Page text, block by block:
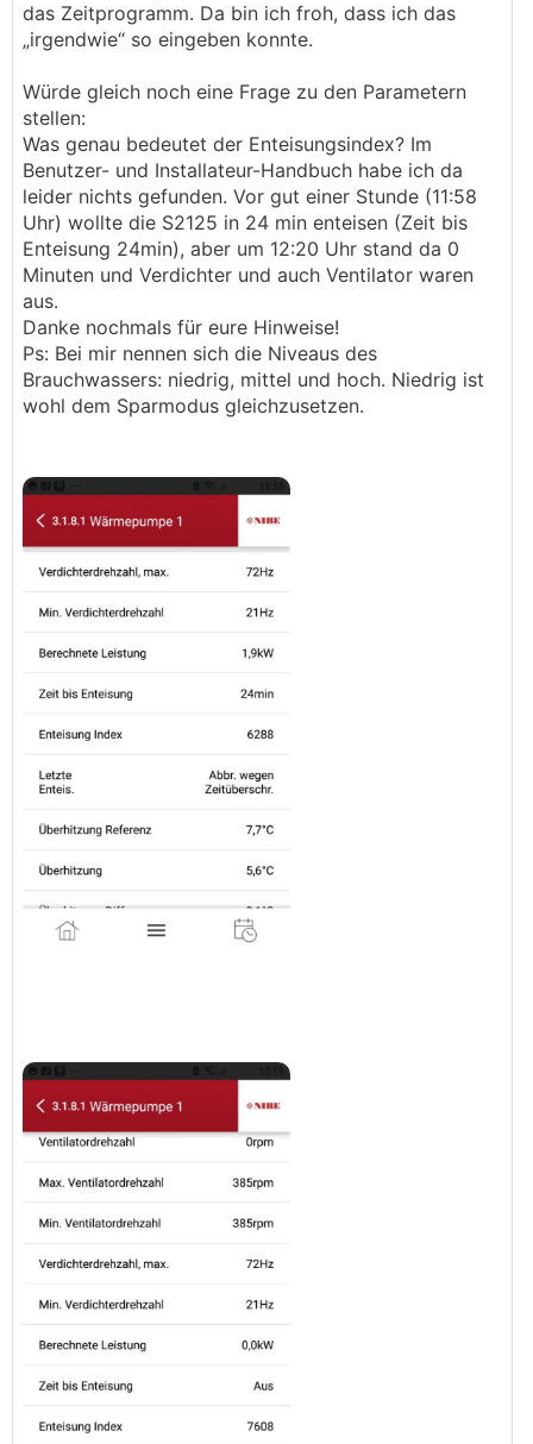
das Zeitprogramm. Da bin ich froh, dass ich das
„irgendwie“ so eingeben konnte.
Würde gleich noch eine Frage zu den Parametern
stellen:
Was genau bedeutet der Enteisungsindex? Im
Benutzer- und Installateur-Handbuch habe ich da
leider nichts gefunden. Vor gut einer Stunde (11:58
Uhr) wollte die S2125 in 24 min enteisen (Zeit bis
Enteisung 24min), aber um 12:20 Uhr stand da 0
Minuten und Verdichter und auch Ventilator waren
aus.
Danke nochmals für eure Hinweise!
Ps: Bei mir nennen sich die Niveaus des
Brauchwassers: niedrig, mittel und hoch. Niedrig ist
wohl dem Sparmodus gleichzusetzen.